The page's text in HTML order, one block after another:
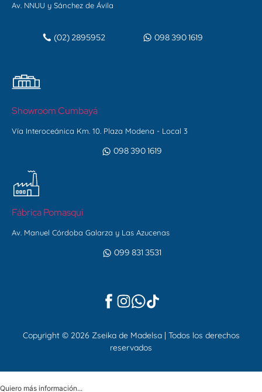
Av. NNUU y Sánchez de Ávila
(02) 2895952 098 390 1619
Showroom Cumbayá
Vía Interoceánica Km. 10. Plaza Modena - Local 3
098 390 1619
Fábrica Pomasqui
Av. Manuel Córdoba Galarza y Las Azucenas
099 831 3531
Copyright © 2026 Zseika de Madelsa | Todos los derechos
reservados
Quiero más información...